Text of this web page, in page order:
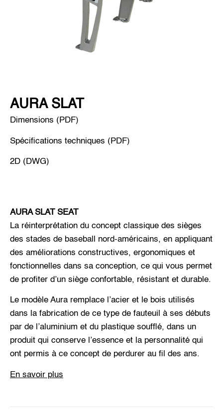
AURA SLAT
Dimensions (PDF)
Spécifications techniques (PDF)
2D (DWG)
AURA SLAT SEAT
La réinterprétation du concept classique des sièges
des stades de baseball nord-américains, en appliquant
des améliorations constructives, ergonomiques et
fonctionnelles dans sa conception, ce qui vous permet
de profiter d’un siège confortable, résistant et durable.
Le modèle Aura remplace l’acier et le bois utilisés
dans la fabrication de ce type de fauteuil à ses débuts
par de l’aluminium et du plastique soufflé, dans un
produit qui conserve l’essence et la personnalité qui
ont permis à ce concept de perdurer au fil des ans.
En savoir plus